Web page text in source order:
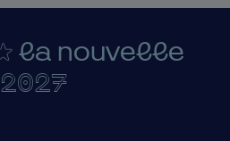
la nouvelle
2027